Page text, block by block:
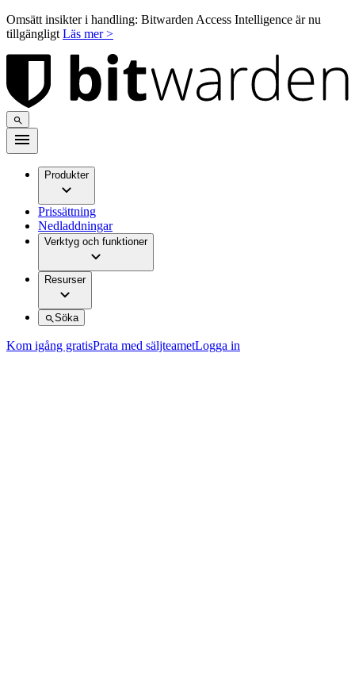
Omsätt insikter i handling: Bitwarden Access Intelligence är nu
tillgängligt Läs mer >
Produkter
Prissättning
Nedladdningar
Verktyg och funktioner
Resurser
Söka
Kom igång gratisPrata med säljteametLogga in